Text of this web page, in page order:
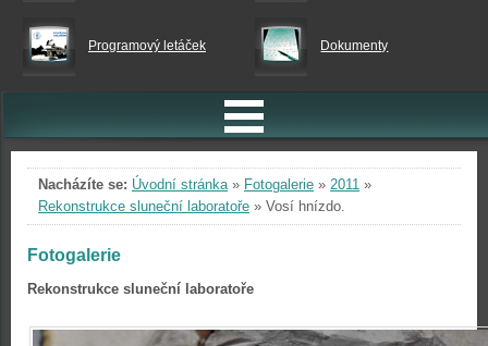
Programový letáček Dokumenty
Nacházíte se: Úvodní stránka» Fotogalerie » 2011 »
Rekonstrukce sluneční laboratoře » Vosí hnízdo.
Fotogalerie
Rekonstrukce sluneční laboratoře